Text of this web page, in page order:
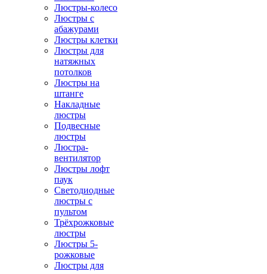
Люстры-колесо
Люстры с
абажурами
Люстры клетки
Люстры для
натяжных
потолков
Люстры на
штанге
Накладные
люстры
Подвесные
люстры
Люстра-
вентилятор
Люстры лофт
паук
Светодиодные
люстры с
пультом
Трёхрожковые
люстры
Люстры 5-
рожковые
Люстры для